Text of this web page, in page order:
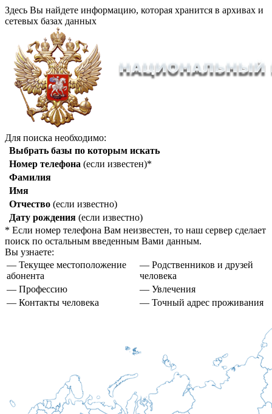
Здесь Вы найдете информацию, которая хранится в архивах и
сетевых базах данных
Для поиска необходимо:
Выбрать базы по которым искать
Номер телефона (если известен)*
Фамилия
Имя
Отчество (если известно)
Дату рождения (если известно)
* Если номер телефона Вам неизвестен, то наш сервер сделает
поиск по остальным введенным Вами данным.
Вы узнаете:
— Текущее местоположение
абонента
— Родственников и друзей
человека
— Профессию
— Увлечения
— Контакты человека
— Точный адрес проживания